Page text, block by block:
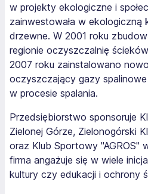
w projekty ekologiczne i
zainwestowała w ekologiczną
drzewne. W 2001 roku
regionie oczyszczalnię
2007 roku zainstalowano
oczyszczający gazy
w procesie spalania.
Przedsiębiorstwo sponsoruje
Zielonej Górze, Zielonogórski
oraz Klub Sportowy "AGROS"
firma angażuje się w wiele
kultury czy edukacji i ochrony